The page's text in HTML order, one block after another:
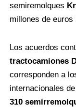
semiremolques
millones de
Los acuerdos
tractocamiones
corresponden a
internacionales
310